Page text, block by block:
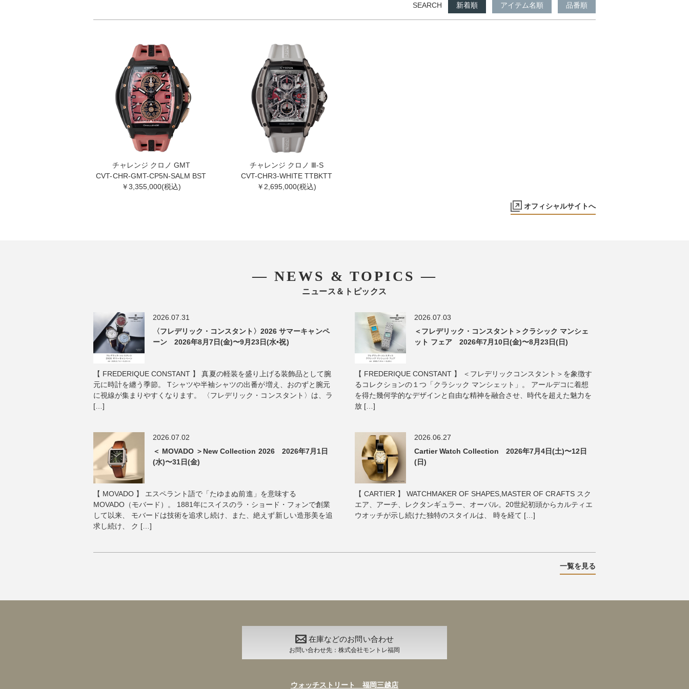
SEARCH 新着順 アイテム名順 品番順
チャレンジ クロノ GMT
CVT-CHR-GMT-CP5N-SALM BST
￥3,355,000(税込)
チャレンジ クロノ Ⅲ-S
CVT-CHR3-WHITE TTBKTT
￥2,695,000(税込)
オフィシャルサイトへ
― NEWS & TOPICS ―
ニュース＆トピックス
2026.07.31
〈フレデリック・コンスタント〉2026 サマーキャンペ
ーン 2026年8月7日(金)〜9月23日(水•祝)
【 FREDERIQUE CONSTANT 】 真夏の軽装を盛り上げる装飾品として腕
元に時計を纏う季節。 Tシャツや半袖シャツの出番が増え、おのずと腕元
に視線が集まりやすくなります。 〈フレデリック・コンスタント〉は、ラ
[…]
2026.07.03
＜フレデリック・コンスタント＞クラシック マンシェ
ット フェア 2026年7月10日(金)〜8月23日(日)
【 FREDERIQUE CONSTANT 】 ＜フレデリックコンスタント＞を象徴す
るコレクションの１つ「クラシック マンシェット」。 アールデコに着想
を得た幾何学的なデザインと自由な精神を融合させ、時代を超えた魅力を
放 […]
2026.07.02
＜ MOVADO ＞New Collection 2026 2026年7月1日
(水)〜31日(金)
【 MOVADO 】 エスペラント語で「たゆまぬ前進」を意味する
MOVADO（モバード）。 1881年にスイスのラ・ショード・フォンで創業
して以来、 モバードは技術を追求し続け、また、絶えず新しい造形美を追
求し続け、 ク […]
2026.06.27
Cartier Watch Collection 2026年7月4日(土)〜12日
(日)
【 CARTIER 】 WATCHMAKER OF SHAPES,MASTER OF CRAFTS スク
エア、アーチ、レクタンギュラー、オーバル。20世紀初頭からカルティエ
ウオッチが示し続けた独特のスタイルは、 時を経て […]
一覧を見る
在庫などのお問い合わせ
お問い合わせ先：株式会社モントレ福岡
ウォッチストリート 福岡三越店